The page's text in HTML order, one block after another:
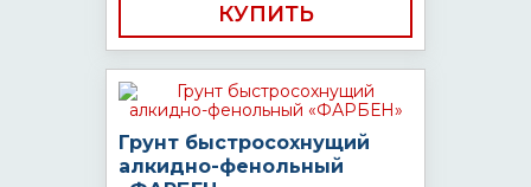
КУПИТЬ
Грунт быстросохнущий
алкидно-фенольный